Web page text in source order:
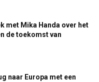
met Mika Handa over het
de toekomst van
naar Europa met een